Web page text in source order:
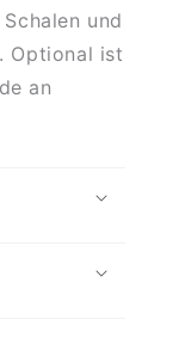
und
Optional ist
an